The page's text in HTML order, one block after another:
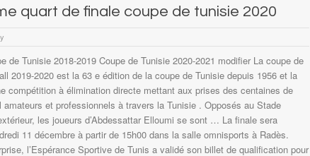
quart de finale coupe de tunisie 2020
de Tunisie 2018-2019 Coupe de Tunisie 2020-2021 modifier La coupe de
2019-2020 est la 63 e édition de la coupe de Tunisie depuis 1956 et la
compétition à élimination directe mettant aux prises des centaines de
amateurs et professionnels à travers la Tunisie . Opposés au Stade
les joueurs d’Abdessattar Elloumi se sont … La finale sera
11 décembre à partir de 15h00 dans la salle omnisports à Radès.
l’Espérance Sportive de Tunis a validé son billet de qualification pour